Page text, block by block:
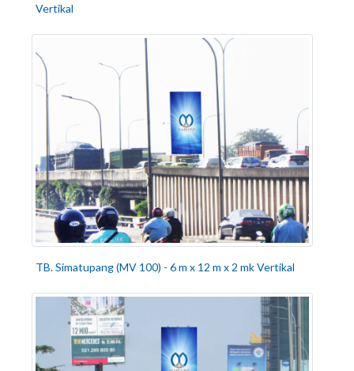
Vertikal
TB. Simatupang (MV 100) - 6 m x 12 m x 2 mk Vertikal